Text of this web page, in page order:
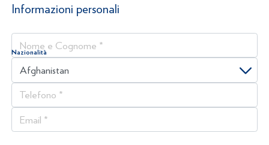
Informazioni personali
Nome e Cognome *
Nazionalità
Telefono *
Email *